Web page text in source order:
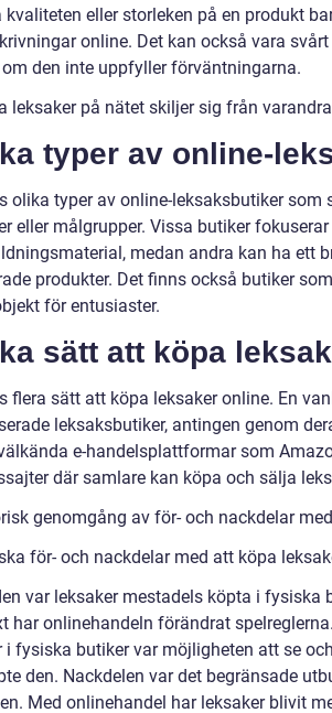
kvaliteten eller storleken på en produkt
online. Det kan också vara
den inte uppfyller förväntningarna.
leksaker på nätet skiljer sig från varandra
typer av online-
olika typer av online-leksaksbutiker som
eller målgrupper. Vissa butiker
medan andra kan ha ett
produkter. Det finns också butiker
för entusiaster.
sätt att köpa
flera sätt att köpa leksaker online. En
leksaksbutiker, antingen genom
e-handelsplattformar som
där samlare kan köpa och sälja
genomgång av för- och nackdelar
för- och nackdelar med att köpa
var leksaker mestadels köpta i fysiska
har onlinehandeln förändrat
i fysiska butiker var möjligheten att se
den. Nackdelen var det begränsade
Med onlinehandel har leksaker blivit